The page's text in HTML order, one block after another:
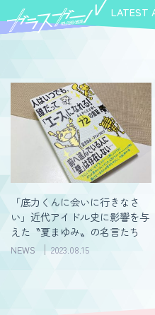
LATEST
「底力くんに会いに行きなさ
い」近代アイドル史に影響を与
えた〝夏まゆみ〟の名言たち
NEWS 2023.08.15